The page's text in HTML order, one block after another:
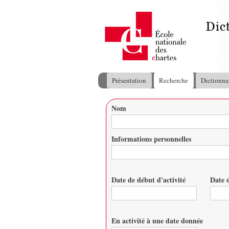
Menu principal
Présentation Recherche
Vous êtes ici
Nom
Informations personnelles
Date de début d'activité Date
En activité à une date donnée